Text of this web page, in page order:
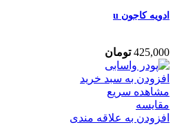
ادویه کاجون u
425,000 تومان
افزودن به سبد خرید
مشاهده سریع
مقایسه
افزودن به علاقه مندی